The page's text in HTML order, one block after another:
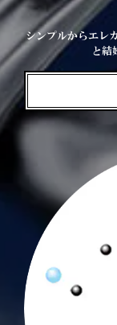
シンプルからエレ
と結